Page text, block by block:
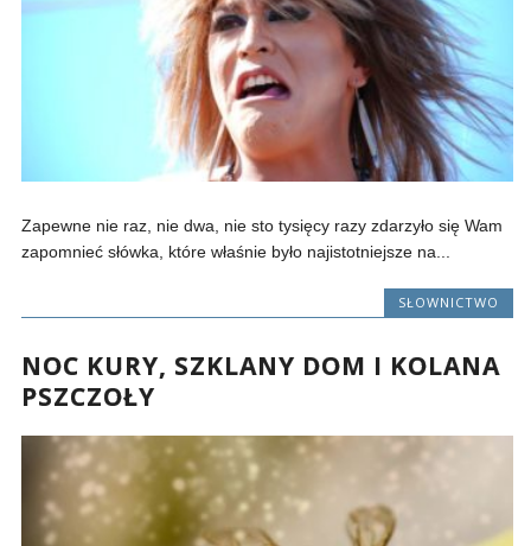
Zapewne nie raz, nie dwa, nie sto tysięcy razy zdarzyło się Wam
zapomnieć słówka, które właśnie było najistotniejsze na...
SŁOWNICTWO
NOC KURY, SZKLANY DOM I KOLANA
PSZCZOŁY